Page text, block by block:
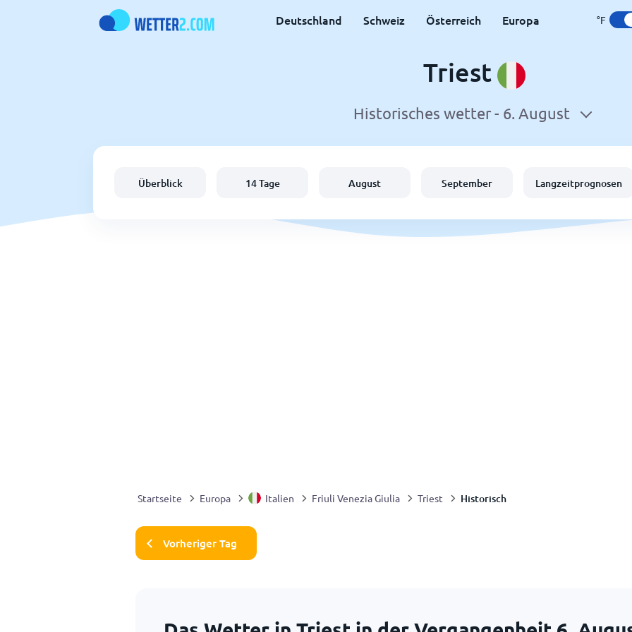
Deutschland Schweiz Österreich Europa °F
Triest
Historisches wetter - 6. August
Überblick 14 Tage August September Langzeitprognosen
Startseite Europa Italien Friuli Venezia Giulia Triest Historisch
Vorheriger Tag